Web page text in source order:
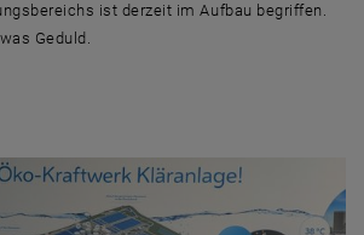
ist derzeit im Aufbau begriffen.
Geduld.